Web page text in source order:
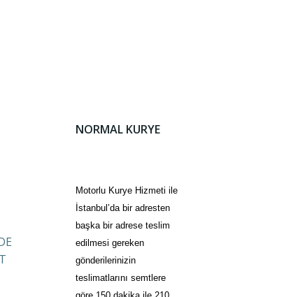
NORMAL KURYE
Motorlu Kurye Hizmeti ile
İstanbul’da bir adresten
başka bir adrese teslim
edilmesi gereken
gönderilerinizin
teslimatlarını semtlere